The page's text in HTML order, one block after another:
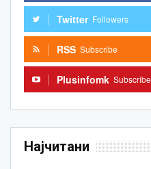
Twitter Followers
RSS Subscribe
Plusinfomk Subscribe
Најчитани